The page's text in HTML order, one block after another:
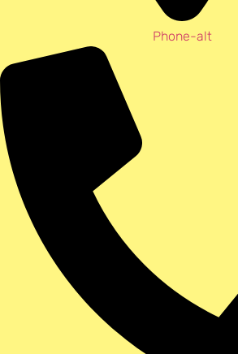
Phone-alt